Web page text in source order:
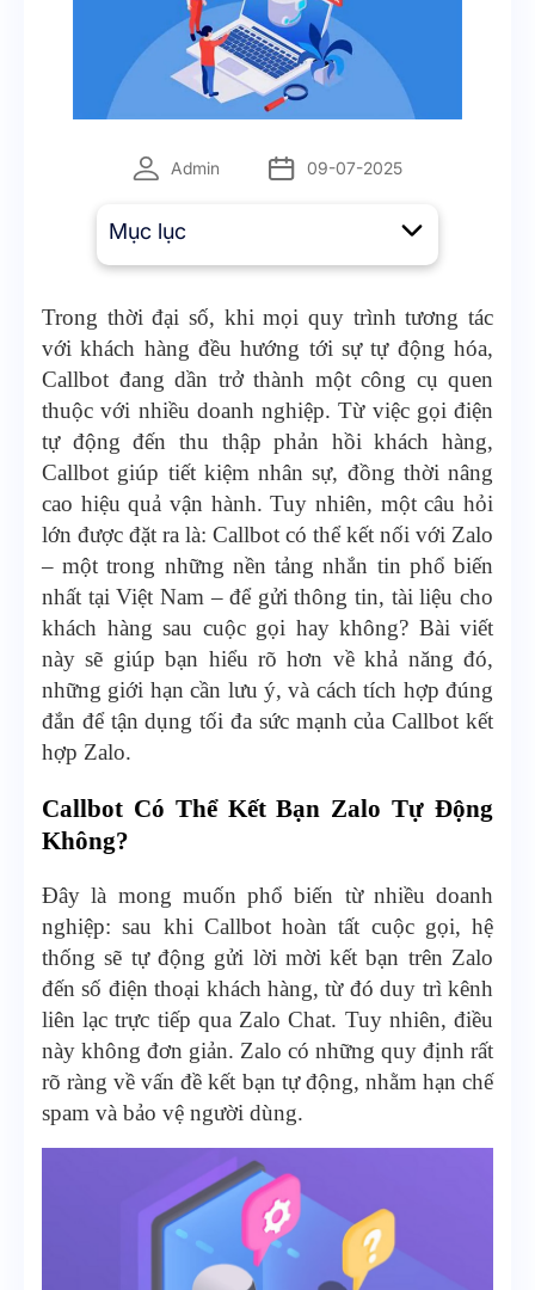
Admin 09-07-2025
Mục lục
Trong thời đại số, khi mọi quy trình tương tác
với khách hàng đều hướng tới sự tự động hóa,
Callbot đang dần trở thành một công cụ quen
thuộc với nhiều doanh nghiệp. Từ việc gọi điện
tự động đến thu thập phản hồi khách hàng,
Callbot giúp tiết kiệm nhân sự, đồng thời nâng
cao hiệu quả vận hành. Tuy nhiên, một câu hỏi
lớn được đặt ra là: Callbot có thể kết nối với Zalo
– một trong những nền tảng nhắn tin phổ biến
nhất tại Việt Nam – để gửi thông tin, tài liệu cho
khách hàng sau cuộc gọi hay không? Bài viết
này sẽ giúp bạn hiểu rõ hơn về khả năng đó,
những giới hạn cần lưu ý, và cách tích hợp đúng
đắn để tận dụng tối đa sức mạnh của Callbot kết
hợp Zalo.
Callbot Có Thể Kết Bạn Zalo Tự Động
Không?
Đây là mong muốn phổ biến từ nhiều doanh
nghiệp: sau khi Callbot hoàn tất cuộc gọi, hệ
thống sẽ tự động gửi lời mời kết bạn trên Zalo
đến số điện thoại khách hàng, từ đó duy trì kênh
liên lạc trực tiếp qua Zalo Chat. Tuy nhiên, điều
này không đơn giản. Zalo có những quy định rất
rõ ràng về vấn đề kết bạn tự động, nhằm hạn chế
spam và bảo vệ người dùng.